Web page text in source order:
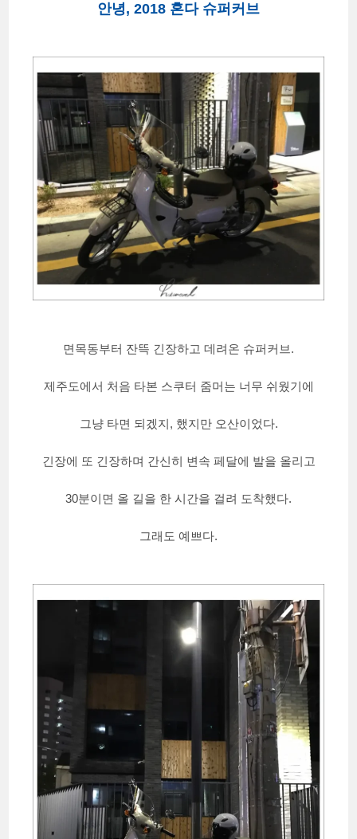
안녕, 2018 혼다 슈퍼커브
면목동부터 잔뜩 긴장하고 데려온 슈퍼커브.
제주도에서 처음 타본 스쿠터 줌머는 너무 쉬웠기에
그냥 타면 되겠지, 했지만 오산이었다.
긴장에 또 긴장하며 간신히 변속 페달에 발을 올리고
30분이면 올 길을 한 시간을 걸려 도착했다.
그래도 예쁘다.